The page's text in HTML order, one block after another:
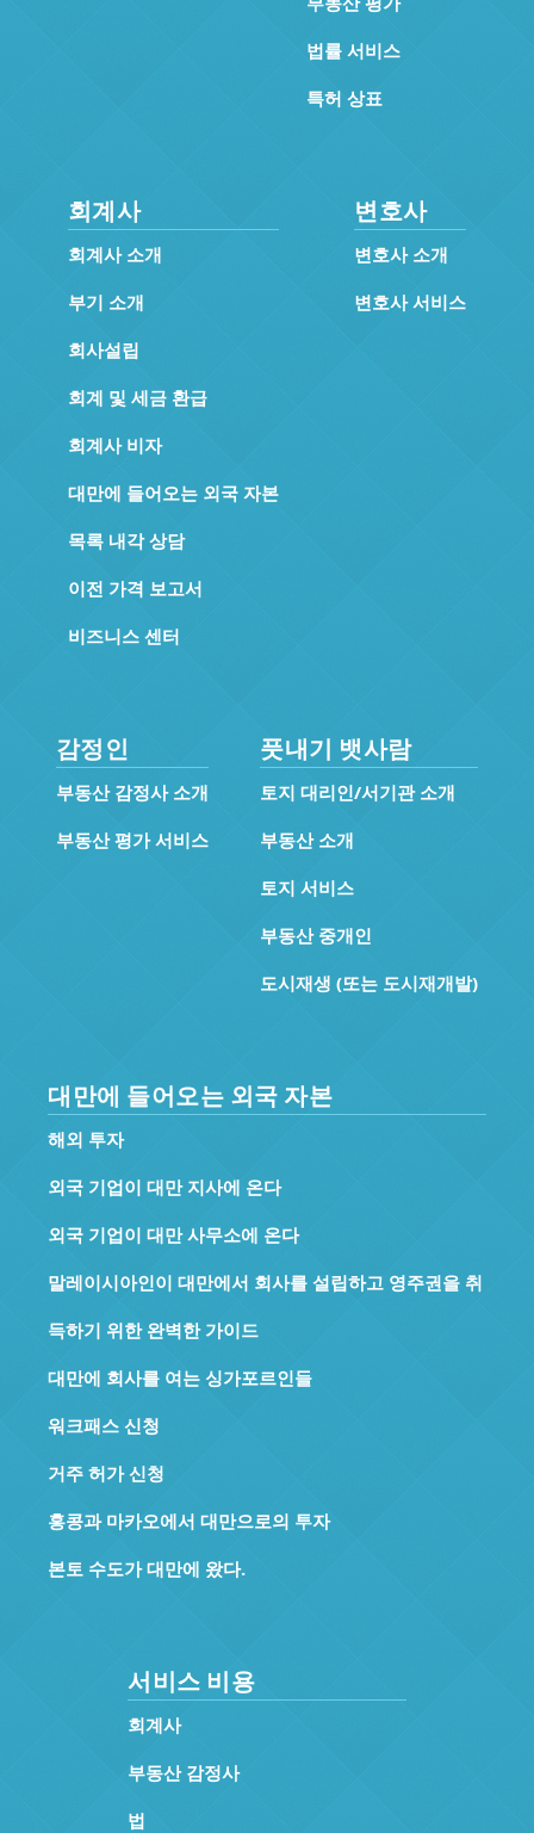
법률 서비스
특허 상표
회계사
회계사 소개
부기 소개
회사설립
회계 및 세금 환급
회계사 비자
대만에 들어오는 외국 자본
목록 내각 상담
이전 가격 보고서
비즈니스 센터
변호사
변호사 소개
변호사 서비스
감정인
부동산 감정사 소개
부동산 평가 서비스
풋내기 뱃사람
토지 대리인/서기관 소개
부동산 소개
토지 서비스
부동산 중개인
도시재생 (또는 도시재개발)
대만에 들어오는 외국 자본
해외 투자
외국 기업이 대만 지사에 온다
외국 기업이 대만 사무소에 온다
말레이시아인이 대만에서 회사를 설립하고 영주권을 취
득하기 위한 완벽한 가이드
대만에 회사를 여는 싱가포르인들
워크패스 신청
거주 허가 신청
홍콩과 마카오에서 대만으로의 투자
본토 수도가 대만에 왔다.
서비스 비용
회계사
부동산 감정사
법